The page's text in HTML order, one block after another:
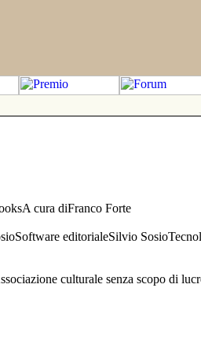
cura diFranco Forte
editorialeSilvio
culturale senza scopo di